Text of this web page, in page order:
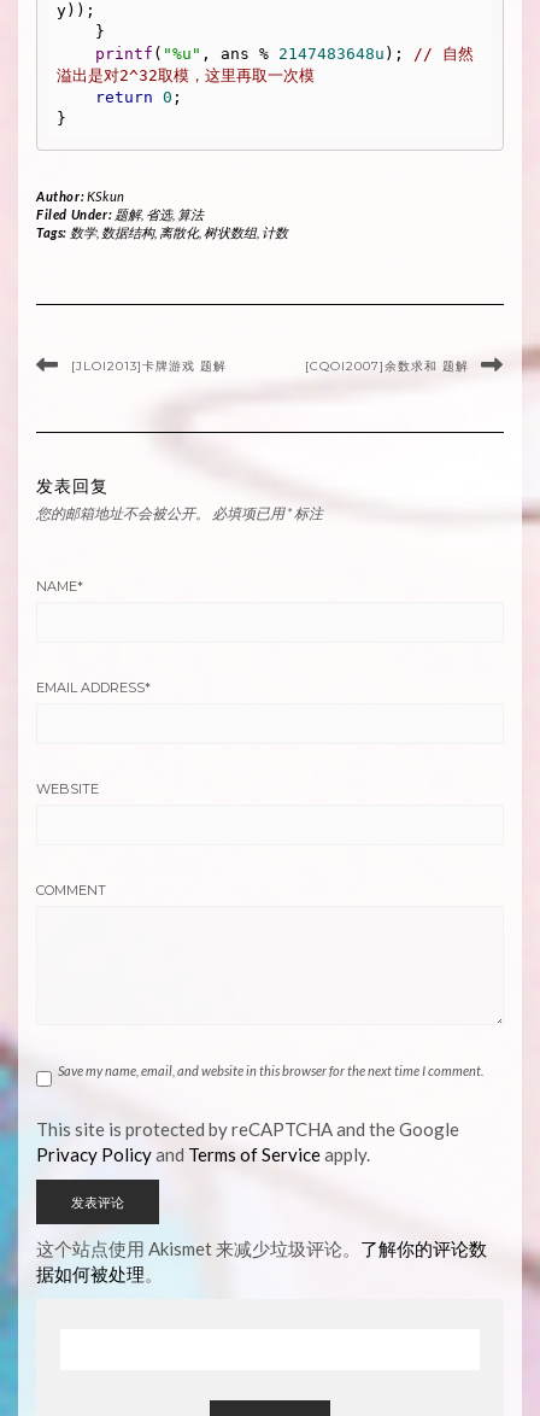
y));
printf ( "%u" , ans % 2147483648u ); // 自然
溢出是对2^32取模，这里再取一次模
return 0 ;
Author:KSkun
Filed Under: 题解, 省选, 算法
Tags: 数学, 数据结构, 离散化, 树状数组, 计数
[JLOI2013]卡牌游戏 题解 [CQOI2007]余数求和 题解
发表回复
您的邮箱地址不会被公开。 必填项已用*标注
NAME*
EMAIL ADDRESS*
WEBSITE
COMMENT
Save my name, email, and website in this browser for the next time I comment.
This site is protected by reCAPTCHA and the Google
Privacy Policyand Terms of Serviceapply.
这个站点使用 Akismet 来减少垃圾评论。 了解你的评论数
据如何被处理。